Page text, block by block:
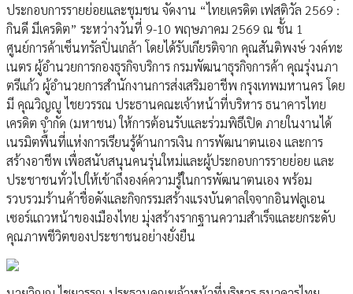
ประกอบการรายย่อยและชุมชน จัดงาน “ไทยเครดิต เฟสติวัล 2569 :
กินดี มีเครดิต” ระหว่างวันที่ 9-10 พฤษภาคม 2569 ณ ชั้น 1
ศูนย์การค้าเซ็นทรัลปิ่นเกล้า โดยได้รับเกียรติจาก คุณสันติพงษ์ วงค์ทะ
เนตร ผู้อำนวยการกองธุรกิจบริการ กรมพัฒนาธุรกิจการค้า คุณรุ่งนภา
ตรีแก้ว ผู้อำนวยการสำนักงานการส่งเสริมอาชีพ กรุงเทพมหานคร โดย
มี คุณวิญญู ไชยวรรณ ประธานคณะเจ้าหน้าที่บริหาร ธนาคารไทย
เครดิต จำกัด (มหาชน) ให้การต้อนรับและร่วมพิธีเปิด ภายในงานได้
เนรมิตพื้นที่แห่งการเรียนรู้ด้านการเงิน การพัฒนาตนเอง และการ
สร้างอาชีพ เพื่อสนับสนุนคนรุ่นใหม่และผู้ประกอบการรายย่อย และ
ประชาชนทั่วไปให้เข้าถึงองค์ความรู้ในการพัฒนาตนเอง พร้อม
รวบรวมร้านค้าชื่อดังและกิจกรรมสร้างแรงบันดาลใจจากอินฟลูเอน
เซอร์แถวหน้าของเมืองไทย มุ่งสร้างรากฐานความสำเร็จและยกระดับ
คุณภาพชีวิตของประชาชนอย่างยั่งยืน